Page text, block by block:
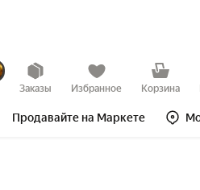
Заказы Избранное Корзина
Продавайте на Маркете